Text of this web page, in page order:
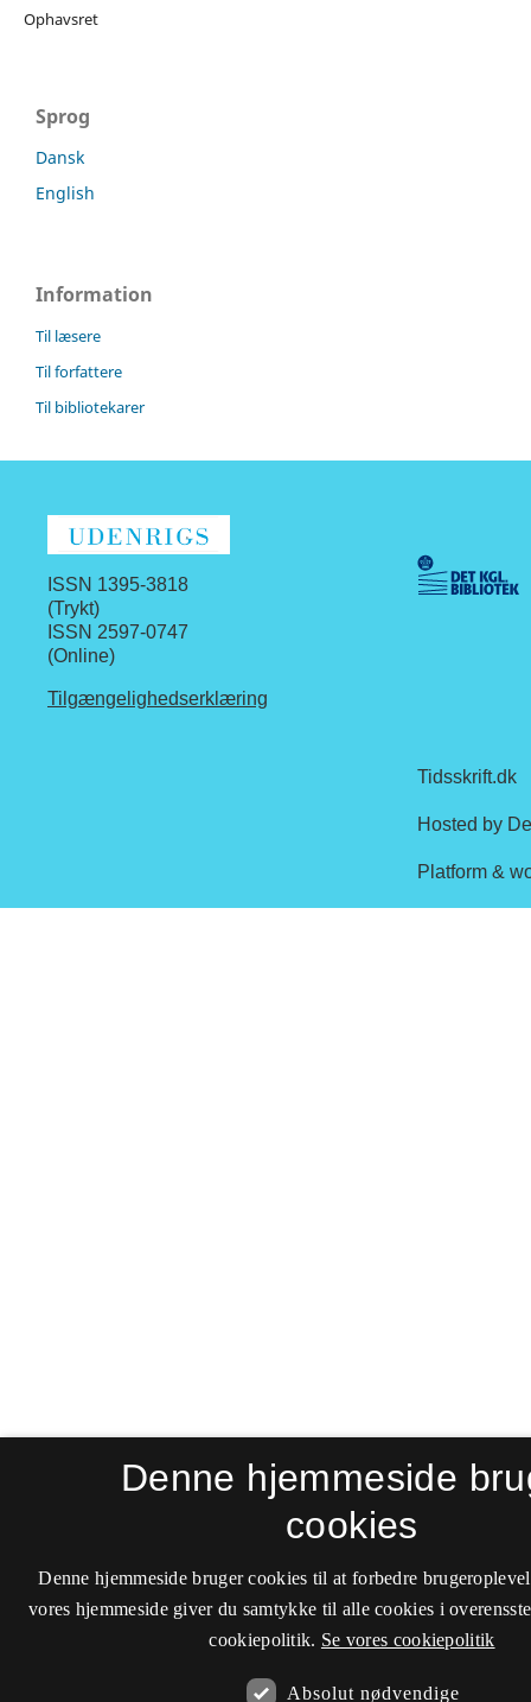
Ophavsret
Sprog
Dansk
English
Information
Til læsere
Til forfattere
Til bibliotekarer
ISSN 1395-3818
(Trykt)
ISSN 2597-0747
(Online)
Tilgængelighedserklæring
Denne hjemmeside
cookies
Denne hjemmeside bruger cookies til at forbedre
vores hjemmeside giver du samtykke til alle cookies i
cookiepolitik. Se vores cookiepolitik
Absolut nødvendige